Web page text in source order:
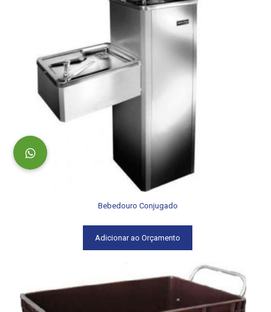
Bebedouro Conjugado
Adicionar ao Orçamento